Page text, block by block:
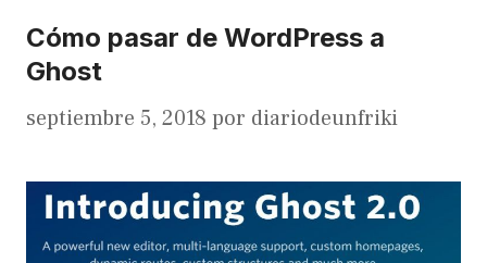
Cómo pasar de WordPress a
Ghost
septiembre 5, 2018 por diariodeunfriki